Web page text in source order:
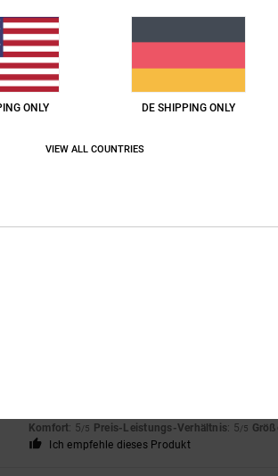
90%
Komfort: 5/5 Preis-Leistungs-Verhältnis: 5/5
Ich empfehle dieses Produkt
ONLY DE SHIPPING ONLY
VIEW ALL COUNTRIES